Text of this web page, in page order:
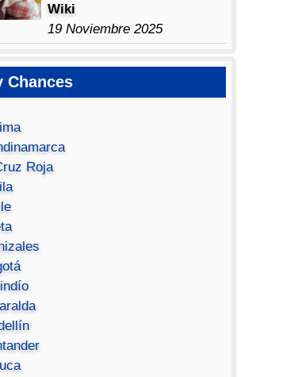
Wiki
19 Noviembre 2025
Chances
Roja